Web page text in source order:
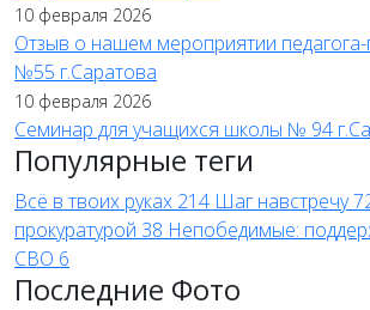
10 февраля 2026
Отзыв о нашем мероприятии
№55 г.Саратова
10 февраля 2026
Семинар для учащихся школы № 94
Популярные теги
Всё в твоих руках 214 Шаг навстречу
прокуратурой 38 Непобедимые:
СВО 6
Последние Фото